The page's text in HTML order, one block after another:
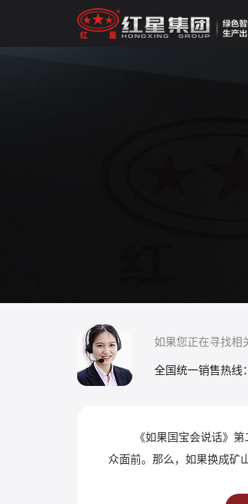
如果您正在寻找相
全国统一销售热线：
《如果国宝会说话》
众面前。那么，如果换成矿